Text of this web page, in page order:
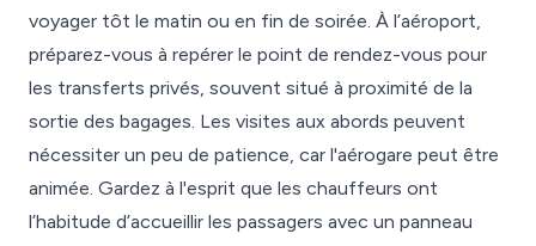
voyager tôt le matin ou en fin de soirée. À l’aéroport,
préparez-vous à repérer le point de rendez-vous pour
les transferts privés, souvent situé à proximité de la
sortie des bagages. Les visites aux abords peuvent
nécessiter un peu de patience, car l'aérogare peut être
animée. Gardez à l'esprit que les chauffeurs ont
l’habitude d’accueillir les passagers avec un panneau